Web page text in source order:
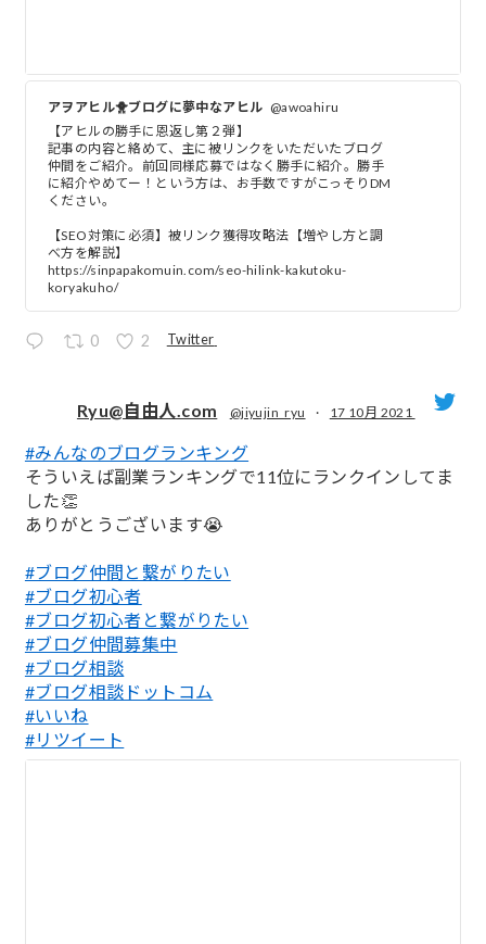
アヲアヒル🐥ブログに夢中なアヒル @awoahiru
【アヒルの勝手に恩返し第２弾】
記事の内容と絡めて、主に被リンクをいただいたブログ
仲間をご紹介。前回同様応募ではなく勝手に紹介。勝手
に紹介やめてー！という方は、お手数ですがこっそりDM
ください。
【SEO対策に必須】被リンク獲得攻略法【増やし方と調
べ方を解説】
https://sinpapakomuin.com/seo-hilink-kakutoku-
koryakuho/
0 2 Twitter
;
Ryu@自由人.com @jiyujin_ryu · 17 10月 2021
#みんなのブログランキング
そういえば副業ランキングで11位にランクインしてま
した👏
ありがとうございます😭
#ブログ仲間と繋がりたい
#ブログ初心者
#ブログ初心者と繋がりたい
#ブログ仲間募集中
#ブログ相談
#ブログ相談ドットコム
#いいね
#リツイート